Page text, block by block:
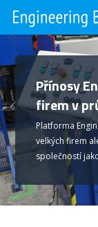
Přínosy
firem v
Platforma
velkých firem
společností